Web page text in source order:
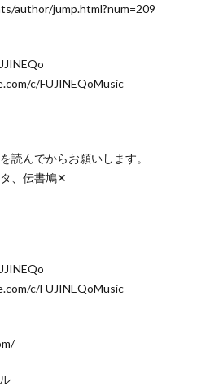
author/jump.html?num=209
c/FUJINEQoMusic
読んでからお願いします。
、伝書鳩✕
c/FUJINEQoMusic